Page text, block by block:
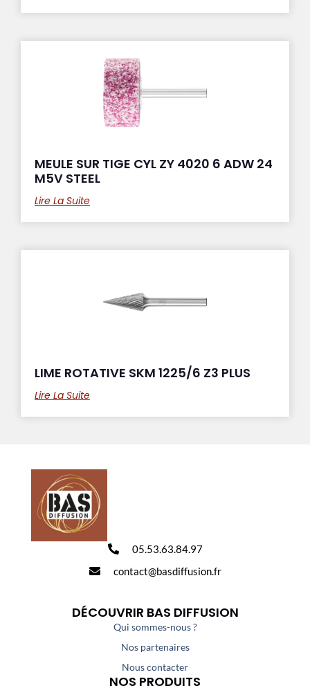
MEULE SUR TIGE CYL ZY 4020 6 ADW 24
M5V STEEL
Lire La Suite
LIME ROTATIVE SKM 1225/6 Z3 PLUS
Lire La Suite
05.53.63.84.97
contact@basdiffusion.fr
DÉCOUVRIR BAS DIFFUSION
Qui sommes-nous ?
Nos partenaires
Nous contacter
NOS PRODUITS